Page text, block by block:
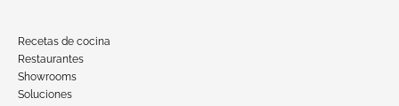
Recetas de cocina
Restaurantes
Showrooms
Soluciones